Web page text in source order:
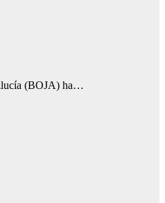
(BOJA) ha…